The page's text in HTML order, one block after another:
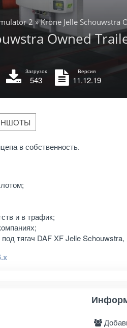
2 » Krone Jelle Schouwstra
Owned
Загрузок
543
Версия
11.12.19
в собственность.
и в трафик;
тягач DAF XF Jelle